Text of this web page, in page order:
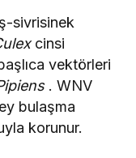
sivrisinek
cinsi
vektörleri
. WNV
bulaşma
korunur.